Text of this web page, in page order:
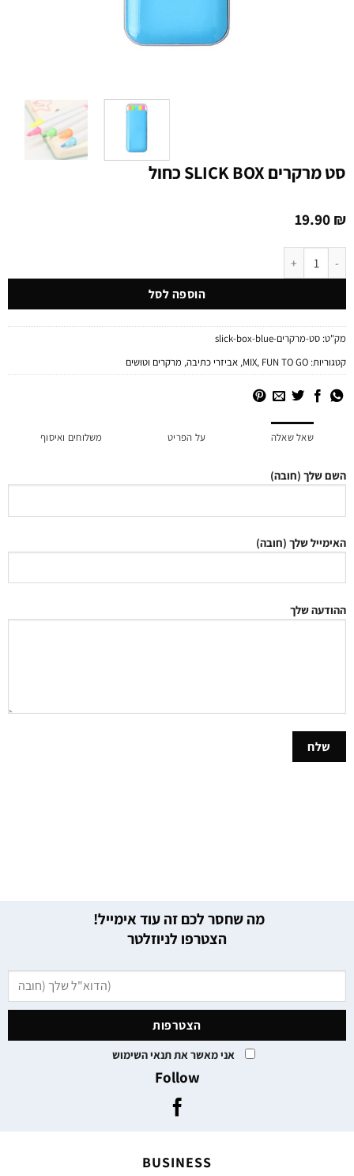
סט מרקרים SLICK BOX כחול
19.90₪
כמות של סט מרקרים SLICK BOX כחול
הוספה לסל
מק"ט:סט-מרקרים-slick-box-blue
קטגוריות:
MIX ,FUN TO GO
,אביזרי כתיבה,מרקרים וטושים
שאל שאלה על הפריט משלוחים ואיסוף
השם שלך (חובה)
האימייל שלך (חובה)
ההודעה שלך
מה שחסר לכם זה עוד אימייל!
הצטרפו לניוזלטר
אני מאשר את תנאי השימוש
Follow
BUSINESS